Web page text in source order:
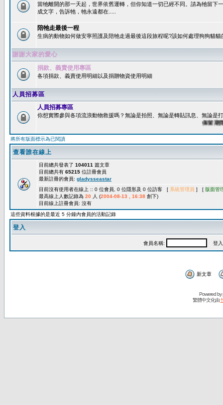
當牠離開的那一天起，世界依舊運轉，但你知道一切已經不同。請為牠留下
成文字，告訴牠，牠永遠都在.....
陪牠走最後一程
生病的動物如何做安寧照護及陪牠走過最後這段旅程呢?該如何處理狗狗貓貓
謝謝大家的愛心
捐款、義賣使用專區
各項捐款、義賣使用明細以及捐贈物資使用明細
人員招募區
人員招募專區
你想實際參與各項流浪動物救援嗎？無論是拍照、無論是轉貼訊息、無論是
保留期限：
將所有版面標示為已閱讀
查看誰在線上
目前總共發表了 104011 篇文章
目前總共有 65215 位註冊會員
最新註冊的會員: gladysseastar
目前沒有使用者在線上 :: 0 位會員, 0 位隱形及 0 位訪客 [ 系統管理員 ] [ 版面管
最高線上人數記錄為 20 人 (2004-08-13 , 16:38 創下)
目前線上註冊會員: 沒有
這些資料根據的是最近 5 分鐘內會員的活動記錄
登入
會員名稱: 登入
新文章
Powered by
繁體中文化由